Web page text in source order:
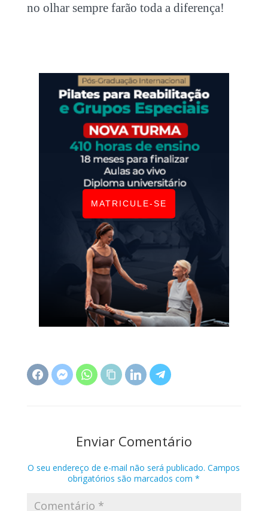
no olhar sempre farão toda a diferença!
MATRICULE-SE
Enviar Comentário
O seu endereço de e-mail não será publicado. Campos
obrigatórios são marcados com*